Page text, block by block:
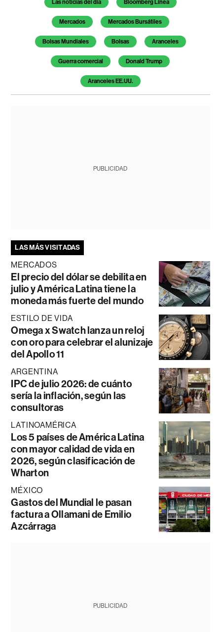
Las noticias del día Bloomberg Línea
Mercados Mercados Bursátiles
Bolsas Mundiales Bolsas Aranceles
Guerra comercial Donald Trump
Aranceles EE.UU.
PUBLICIDAD
LAS MÁS VISITADAS
MERCADOS
El precio del dólar se debilita en
julio y América Latina tiene la
moneda más fuerte del mundo
ESTILO DE VIDA
Omega x Swatch lanza un reloj
con oro para celebrar el alunizaje
del Apollo 11
ARGENTINA
IPC de julio 2026: de cuánto
sería la inflación, según las
consultoras
LATINOAMÉRICA
Los 5 países de América Latina
con mayor calidad de vida en
2026, según clasificación de
Wharton
MÉXICO
Gastos del Mundial le pasan
factura a Ollamani de Emilio
Azcárraga
PUBLICIDAD